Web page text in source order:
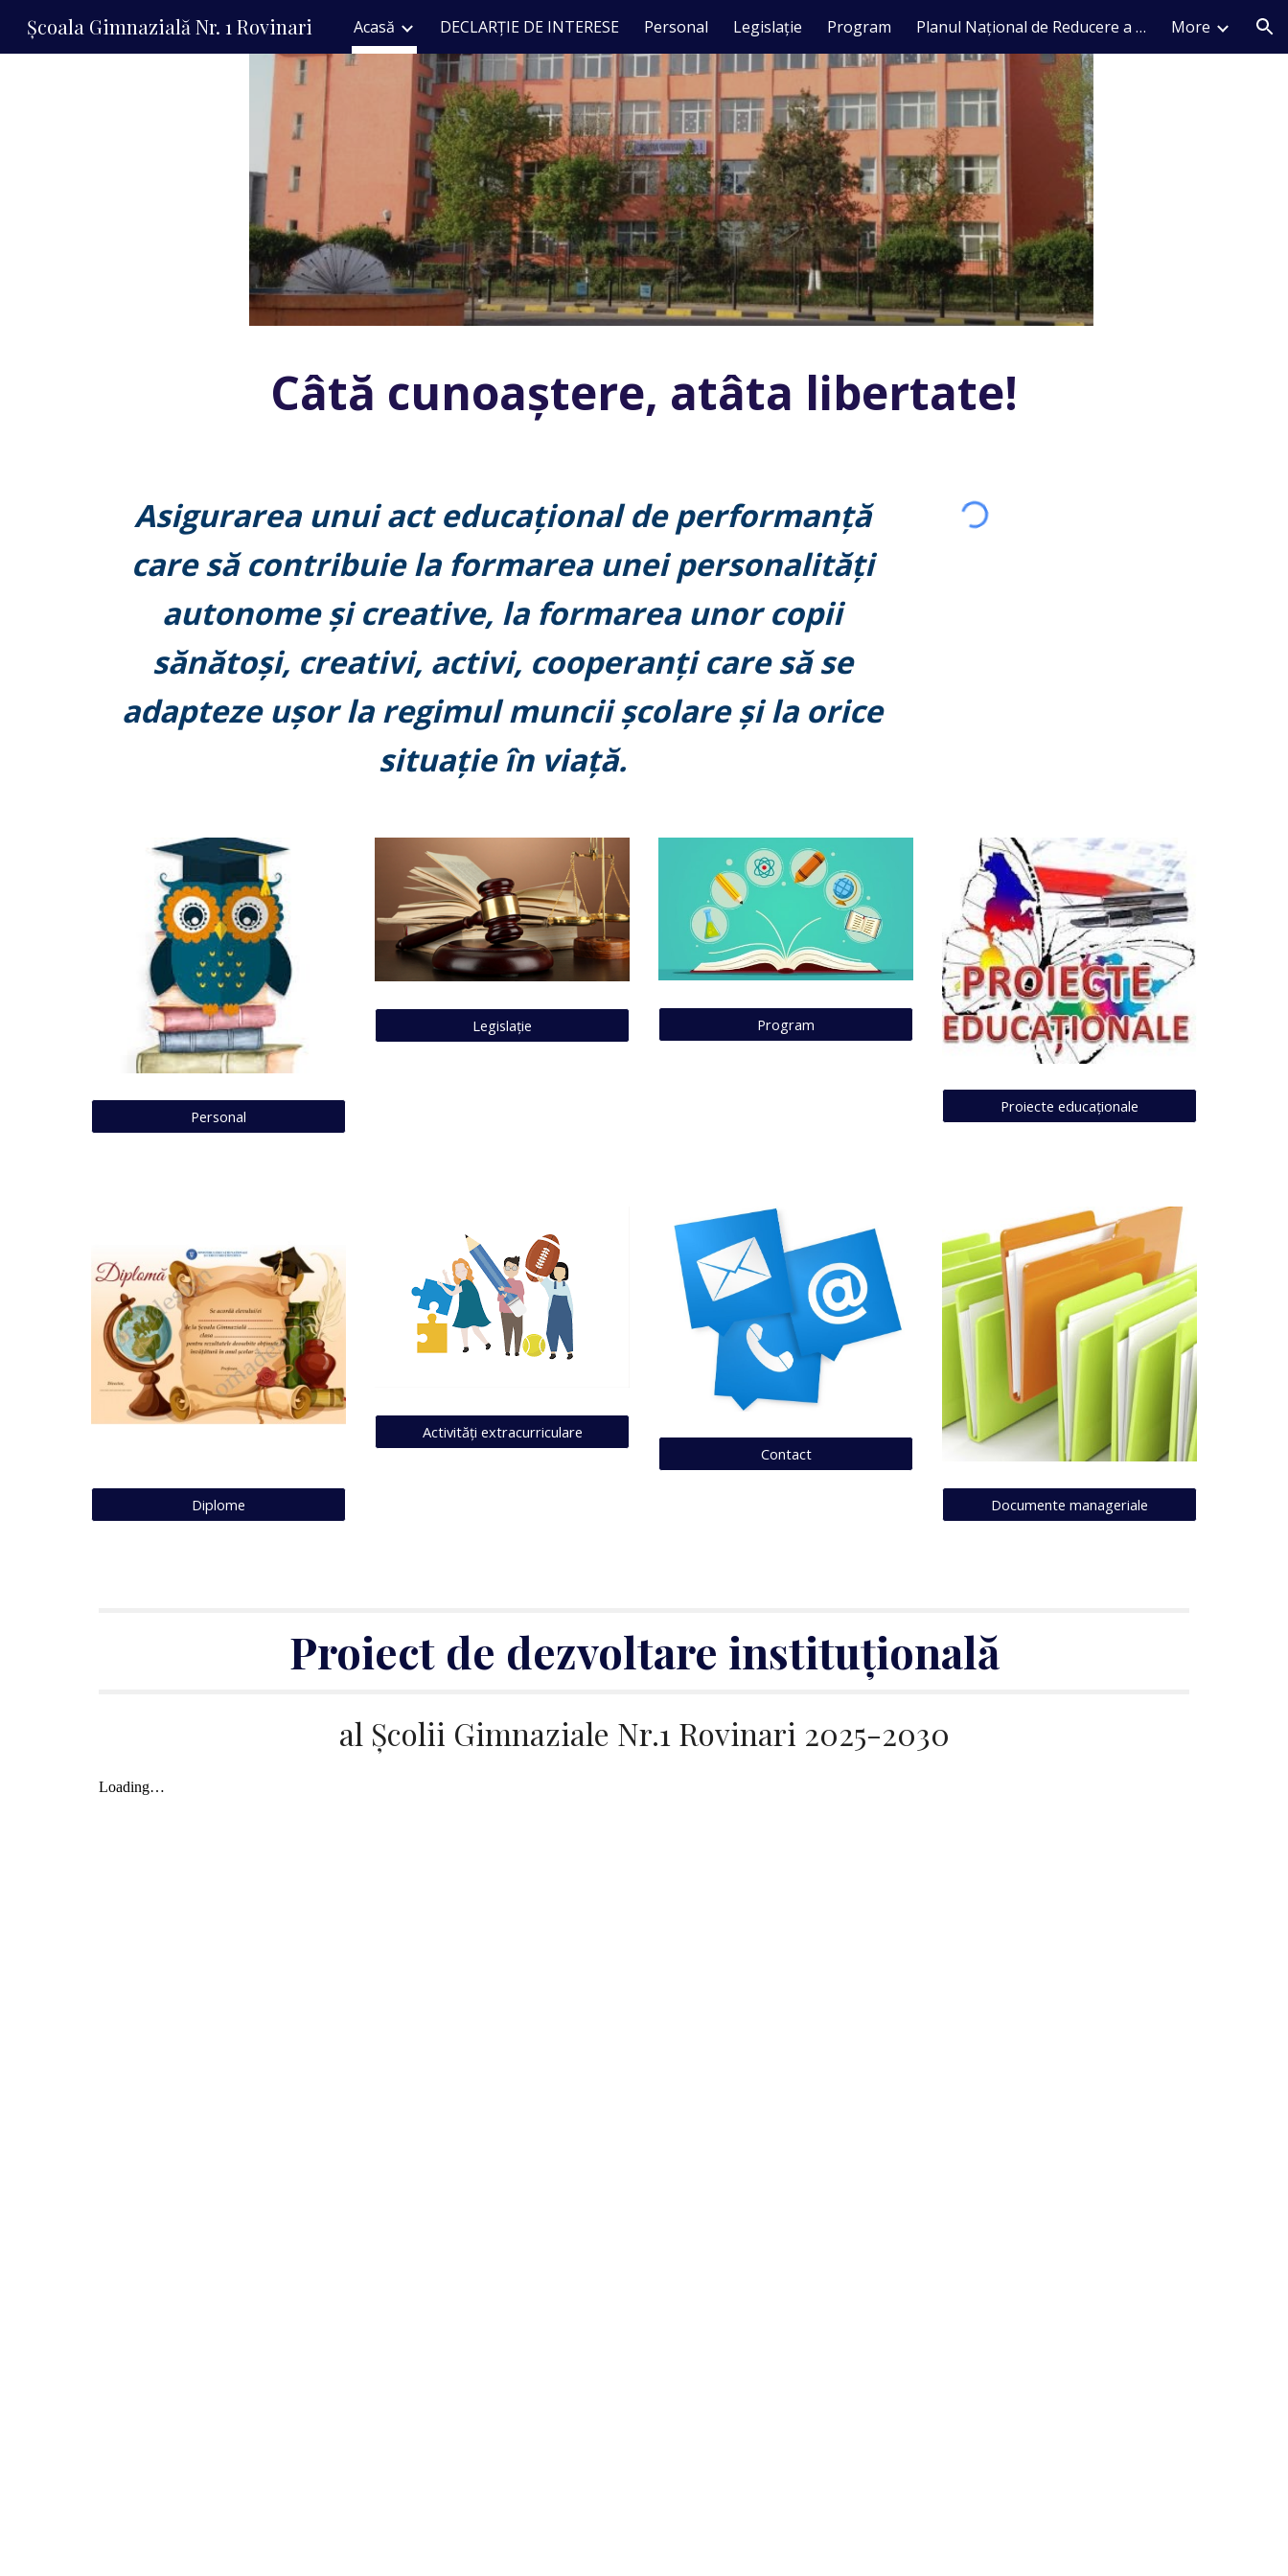
Skip to main content Skip to navigation
Școala Gimnazială Nr. 1 Rovinari Acasă DECLARȚIE DE INTERESE Personal Legislație Program Planul Național de Reducere a Abandonului Școlar More
Câtă cunoaștere, atâta libertate!
Asigurarea unui act educațional de performanță
care să contribuie la formarea unei personalități
autonome și creative, la formarea unor copii
sănătoși, creativi, activi, cooperanți care să se
adapteze ușor la regimul muncii școlare și la orice
situație în viață.
Personal
Legislație Program
Proiecte educaționale
Diplome
Activități extracurriculare
Contact
Documente manageriale
Proiect de dezvoltare instituțională
al Școlii Gimnaziale Nr.1 Rovinari 2025-2030